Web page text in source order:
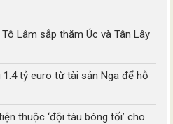
Lâm sắp thăm Úc và Tân Lây
tỷ euro từ tài sản Nga để hỗ
thuộc ‘đội tàu bóng tối’ cho